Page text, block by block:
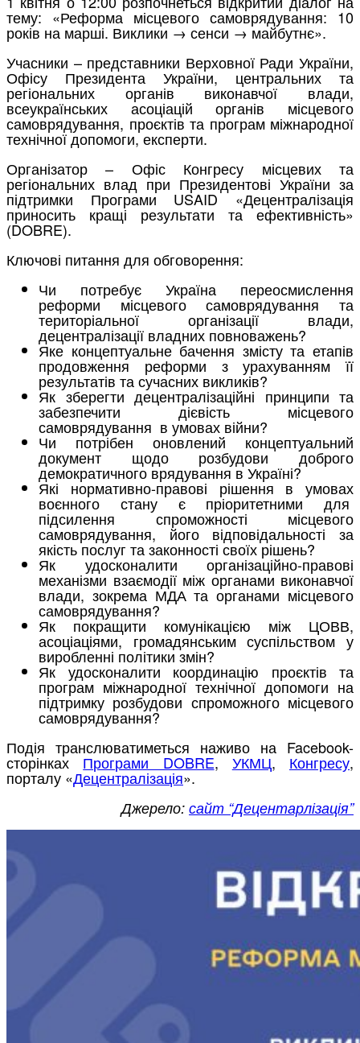
тему: «Реформа місцевого самоврядування: 10
років на марші. Виклики → сенси → майбутнє».
Учасники – представники Верховної Ради України,
Офісу Президента України, центральних та
регіональних органів виконавчої влади,
всеукраїнських асоціацій органів місцевого
самоврядування, проєктів та програм міжнародної
технічної допомоги, експерти.
Організатор – Офіс Конгресу місцевих та
регіональних влад при Президентові України за
підтримки Програми USAID «Децентралізація
приносить кращі результати та ефективність»
(DOBRE).
Ключові питання для обговорення:
Чи потребує Україна переосмислення
реформи місцевого самоврядування та
територіальної організації влади,
децентралізації владних повноважень?
Яке концептуальне бачення змісту та етапів
продовження реформи з урахуванням її
результатів та сучасних викликів?
Як зберегти децентралізаційні принципи та
забезпечити дієвість місцевого
самоврядування в умовах війни?
Чи потрібен оновлений концептуальний
документ щодо розбудови доброго
демократичного врядування в Україні?
Які нормативно-правові рішення в умовах
воєнного стану є пріоритетними для
підсилення спроможності місцевого
самоврядування, його відповідальності за
якість послуг та законності своїх рішень?
Як удосконалити організаційно-правові
механізми взаємодії між органами виконавчої
влади, зокрема МДА та органами місцевого
самоврядування?
Як покращити комунікацією між ЦОВВ,
асоціаціями, громадянським суспільством у
виробленні політики змін?
Як удосконалити координацію проєктів та
програм міжнародної технічної допомоги на
підтримку розбудови спроможного місцевого
самоврядування?
Подія транслюватиметься наживо на Facebook-
сторінках Програми DOBRE, УКМЦ, Конгресу,
порталу «Децентралізація».
Джерело: сайт “Децентарлізація”